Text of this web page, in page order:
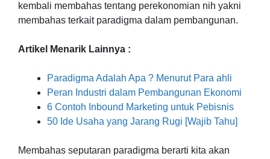
kembali membahas tentang perekonomian nih yakni
membahas terkait paradigma dalam pembangunan.
Artikel Menarik Lainnya :
Paradigma Adalah Apa ? Menurut Para ahli
Peran Industri dalam Pembangunan Ekonomi
6 Contoh Inbound Marketing untuk Pebisnis
50 Ide Usaha yang Jarang Rugi [Wajib Tahu]
Membahas seputaran paradigma berarti kita akan